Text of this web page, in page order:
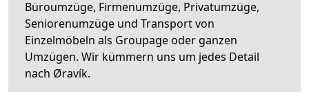
Büroumzüge, Firmenumzüge, Privatumzüge,
Seniorenumzüge und Transport von
Einzelmöbeln als Groupage oder ganzen
Umzügen. Wir kümmern uns um jedes Detail
nach Øravík.